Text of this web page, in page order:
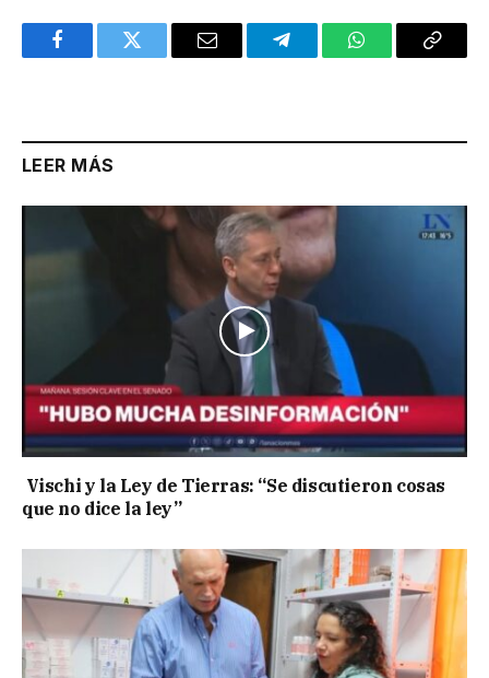
FacebookTwitter Email TelegramWhatsAppCopy
LEER MÁS
Vischi y la Ley de Tierras: “Se discutieron cosas
que no dice la ley”